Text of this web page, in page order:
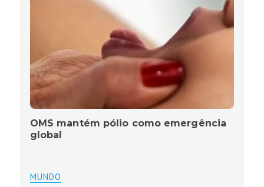
OMS mantém pólio como emergência
global
MUNDO